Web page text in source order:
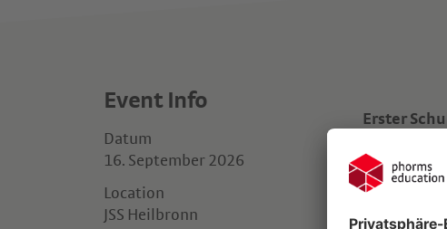
Event Info
Datum
16. September 2026
Location
JSS Heilbronn
Erster
Herzlich
gemeinsam